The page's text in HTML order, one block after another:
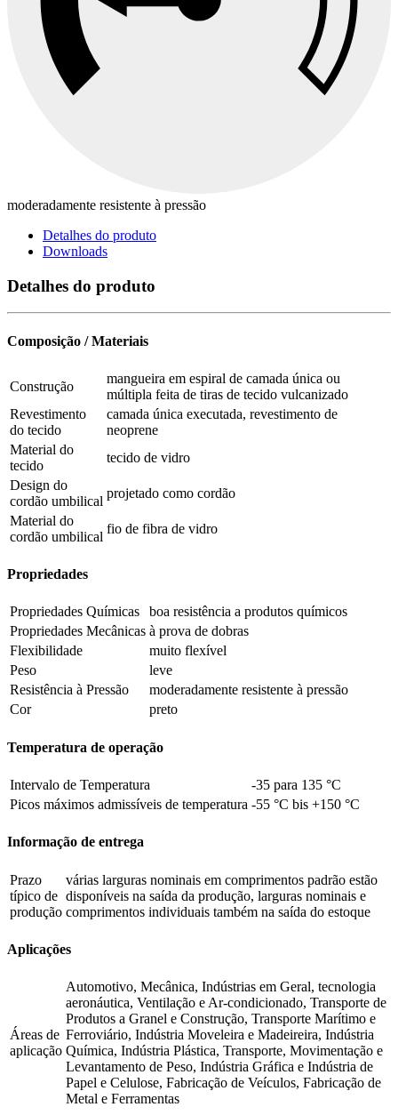
moderadamente resistente à pressão
Detalhes do produto
Downloads
Detalhes do produto
Composição / Materiais
Construção
mangueira em espiral de camada única ou
múltipla feita de tiras de tecido vulcanizado
Revestimento
do tecido
camada única executada, revestimento de
neoprene
Material do
tecido
tecido de vidro
Design do
cordão umbilical
projetado como cordão
Material do
cordão umbilical
fio de fibra de vidro
Propriedades
Propriedades Químicas
boa resistência a produtos químicos
Propriedades Mecânicas à prova de dobras
Flexibilidade
muito flexível
Peso
leve
Resistência à Pressão
moderadamente resistente à pressão
Cor
preto
Temperatura de operação
Intervalo de Temperatura
-35 para 135 °C
Picos máximos admissíveis de temperatura -55 °C bis +150 °C
Informação de entrega
Prazo
típico de
produção
várias larguras nominais em comprimentos padrão estão
disponíveis na saída da produção, larguras nominais e
comprimentos individuais também na saída do estoque
Aplicações
Áreas de
aplicação
Automotivo, Mecânica, Indústrias em Geral, tecnologia
aeronáutica, Ventilação e Ar-condicionado, Transporte de
Produtos a Granel e Construção, Transporte Marítimo e
Ferroviário, Indústria Moveleira e Madeireira, Indústria
Química, Indústria Plástica, Transporte, Movimentação e
Levantamento de Peso, Indústria Gráfica e Indústria de
Papel e Celulose, Fabricação de Veículos, Fabricação de
Metal e Ferramentas